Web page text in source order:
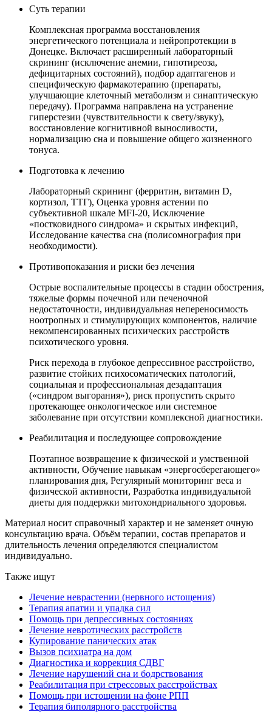
Суть терапии
Комплексная программа восстановления
энергетического потенциала и нейропротекции в
Донецке. Включает расширенный лабораторный
скрининг (исключение анемии, гипотиреоза,
дефицитарных состояний), подбор адаптагенов и
специфическую фармакотерапию (препараты,
улучшающие клеточный метаболизм и синаптическую
передачу). Программа направлена на устранение
гиперстезии (чувствительности к свету/звуку),
восстановление когнитивной выносливости,
нормализацию сна и повышение общего жизненного
тонуса.
Подготовка к лечению
Лабораторный скрининг (ферритин, витамин D,
кортизол, ТТГ), Оценка уровня астении по
субъективной шкале MFI-20, Исключение
«постковидного синдрома» и скрытых инфекций,
Исследование качества сна (полисомнография при
необходимости).
Противопоказания и риски без лечения
Острые воспалительные процессы в стадии обострения,
тяжелые формы почечной или печеночной
недостаточности, индивидуальная непереносимость
ноотропных и стимулирующих компонентов, наличие
некомпенсированных психических расстройств
психотического уровня.
Риск перехода в глубокое депрессивное расстройство,
развитие стойких психосоматических патологий,
социальная и профессиональная дезадаптация
(«синдром выгорания»), риск пропустить скрыто
протекающее онкологическое или системное
заболевание при отсутствии комплексной диагностики.
Реабилитация и последующее сопровождение
Поэтапное возвращение к физической и умственной
активности, Обучение навыкам «энергосберегающего»
планирования дня, Регулярный мониторинг веса и
физической активности, Разработка индивидуальной
диеты для поддержки митохондриального здоровья.
Материал носит справочный характер и не заменяет очную
консультацию врача. Объём терапии, состав препаратов и
длительность лечения определяются специалистом
индивидуально.
Также ищут
Лечение неврастении (нервного истощения)
Терапия апатии и упадка сил
Помощь при депрессивных состояниях
Лечение невротических расстройств
Купирование панических атак
Вызов психиатра на дом
Диагностика и коррекция СДВГ
Лечение нарушений сна и бодрствования
Реабилитация при стрессовых расстройствах
Помощь при истощении на фоне РПП
Терапия биполярного расстройства